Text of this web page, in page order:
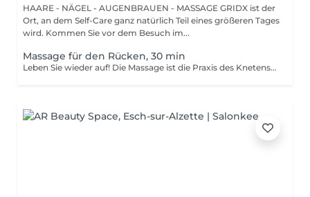
HAARE - NÄGEL - AUGENBRAUEN - MASSAGE GRIDX ist der
Ort, an dem Self-Care ganz natürlich Teil eines größeren Tages
wird. Kommen Sie vor dem Besuch im...
Massage für den Rücken, 30 min
Leben Sie wieder auf! Die Massage ist die Praxis des Knetens oder Manipulierens der Muskeln und anderer Weichteile einer Person, um Stress zu reduzieren, Muskelschmerzen zu lindern, die Entspannung zu fördern und die Funktion des Immunsystems zu verbessern. Vorteile einer Rückenmassage für die Gesundheit: - reduziert Stress - entspannend - verbessert die Durchblutung - verbessert das Immunsystem des Körpers Wie wird die Rückenmassage für die Gesundheit durchgeführt? - Kopf und Nacken werden massiert - Schultern und Rücken werden massiert - Hände und Arme werden massiert Altersbeschränkungen: es gibt keine Altersbeschränkungen für dieses Verfahren. Empfehlungen nach dem Eingriff: nach dem Eingriff 2-3 Stunden keinen Sport und plötzliche Bewegungen machen. Frequenz: 1-2 Mal pro Woche, insgesamt 10 Mal. Wiederholen Sie den Eingriff alle 3-6 Monate.